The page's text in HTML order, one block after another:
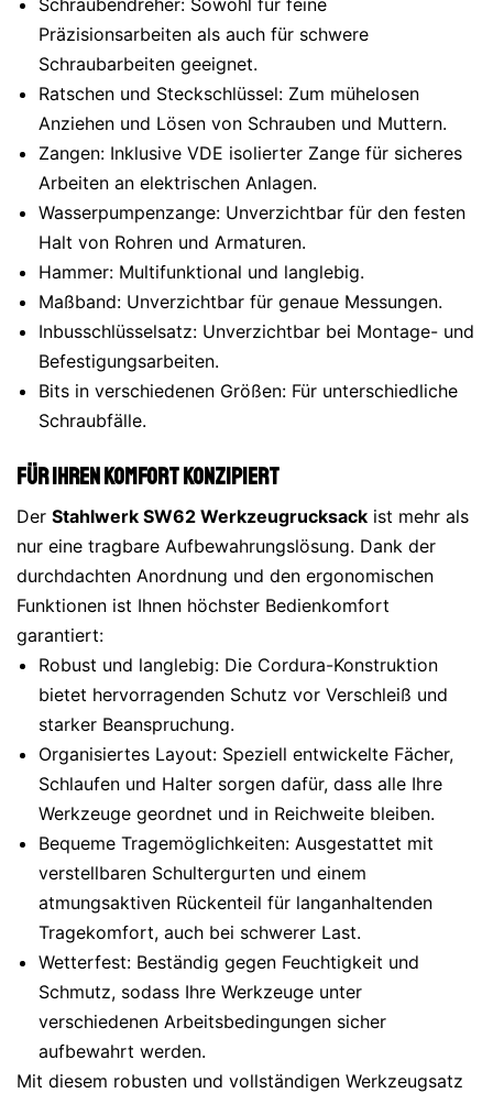
Schraubendreher: Sowohl für feine
Präzisionsarbeiten als auch für schwere
Schraubarbeiten geeignet.
Ratschen und Steckschlüssel: Zum mühelosen
Anziehen und Lösen von Schrauben und Muttern.
Zangen: Inklusive VDE isolierter Zange für sicheres
Arbeiten an elektrischen Anlagen.
Wasserpumpenzange: Unverzichtbar für den festen
Halt von Rohren und Armaturen.
Hammer: Multifunktional und langlebig.
Maßband: Unverzichtbar für genaue Messungen.
Inbusschlüsselsatz: Unverzichtbar bei Montage- und
Befestigungsarbeiten.
Bits in verschiedenen Größen: Für unterschiedliche
Schraubfälle.
Für Ihren Komfort konzipiert
Der Stahlwerk SW62 Werkzeugrucksack ist mehr als
nur eine tragbare Aufbewahrungslösung. Dank der
durchdachten Anordnung und den ergonomischen
Funktionen ist Ihnen höchster Bedienkomfort
garantiert:
Robust und langlebig: Die Cordura-Konstruktion
bietet hervorragenden Schutz vor Verschleiß und
starker Beanspruchung.
Organisiertes Layout: Speziell entwickelte Fächer,
Schlaufen und Halter sorgen dafür, dass alle Ihre
Werkzeuge geordnet und in Reichweite bleiben.
Bequeme Tragemöglichkeiten: Ausgestattet mit
verstellbaren Schultergurten und einem
atmungsaktiven Rückenteil für langanhaltenden
Tragekomfort, auch bei schwerer Last.
Wetterfest: Beständig gegen Feuchtigkeit und
Schmutz, sodass Ihre Werkzeuge unter
verschiedenen Arbeitsbedingungen sicher
aufbewahrt werden.
Mit diesem robusten und vollständigen Werkzeugsatz